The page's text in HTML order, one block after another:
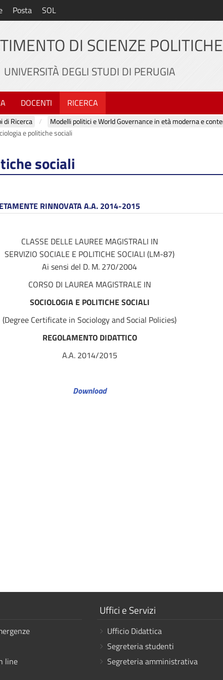
Posta SOL
DI SCIENZE POLITICHE
UNIVERSITÀ DEGLI STUDI DI PERUGIA
DOCENTI RICERCA
di Ricerca
e politiche sociali
sociali
RINNOVATA A.A. 2014-2015
CLASSE DELLE LAUREE MAGISTRALI IN
SERVIZIO SOCIALE E POLITICHE SOCIALI (LM-87)
Ai sensi del D. M. 270/2004
CORSO DI LAUREA MAGISTRALE IN
SOCIOLOGIA E POLITICHE SOCIALI
(Degree Certificate in Sociology and Social Policies)
REGOLAMENTO DIDATTICO
A.A. 2014/2015
Download
line
Mostra
link
Uffici e Servizi
Ufficio Didattica
Segreteria studenti
Segreteria amministrativa